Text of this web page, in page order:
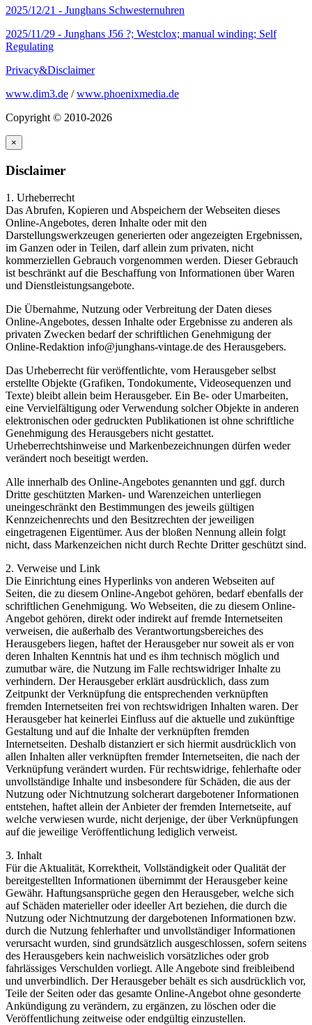
2025/12/21 - Junghans Schwesternuhren
2025/11/29 - Junghans J56 ?; Westclox; manual winding; Self
Regulating
Privacy&Disclaimer
www.dim3.de /www.phoenixmedia.de
Copyright © 2010-2026
×
Disclaimer
1. Urheberrecht
Das Abrufen, Kopieren und Abspeichern der Webseiten dieses
Online-Angebotes, deren Inhalte oder mit den
Darstellungswerkzeugen generierten oder angezeigten Ergebnissen,
im Ganzen oder in Teilen, darf allein zum privaten, nicht
kommerziellen Gebrauch vorgenommen werden. Dieser Gebrauch
ist beschränkt auf die Beschaffung von Informationen über Waren
und Dienstleistungsangebote.
Die Übernahme, Nutzung oder Verbreitung der Daten dieses
Online-Angebotes, dessen Inhalte oder Ergebnisse zu anderen als
privaten Zwecken bedarf der schriftlichen Genehmigung der
Online-Redaktion info@junghans-vintage.de des Herausgebers.
Das Urheberrecht für veröffentlichte, vom Herausgeber selbst
erstellte Objekte (Grafiken, Tondokumente, Videosequenzen und
Texte) bleibt allein beim Herausgeber. Ein Be- oder Umarbeiten,
eine Vervielfältigung oder Verwendung solcher Objekte in anderen
elektronischen oder gedruckten Publikationen ist ohne schriftliche
Genehmigung des Herausgebers nicht gestattet.
Urheberrechtshinweise und Markenbezeichnungen dürfen weder
verändert noch beseitigt werden.
Alle innerhalb des Online-Angebotes genannten und ggf. durch
Dritte geschützten Marken- und Warenzeichen unterliegen
uneingeschränkt den Bestimmungen des jeweils gültigen
Kennzeichenrechts und den Besitzrechten der jeweiligen
eingetragenen Eigentümer. Aus der bloßen Nennung allein folgt
nicht, dass Markenzeichen nicht durch Rechte Dritter geschützt sind.
2. Verweise und Link
Die Einrichtung eines Hyperlinks von anderen Webseiten auf
Seiten, die zu diesem Online-Angebot gehören, bedarf ebenfalls der
schriftlichen Genehmigung. Wo Webseiten, die zu diesem Online-
Angebot gehören, direkt oder indirekt auf fremde Internetseiten
verweisen, die außerhalb des Verantwortungsbereiches des
Herausgebers liegen, haftet der Herausgeber nur soweit als er von
deren Inhalten Kenntnis hat und es ihm technisch möglich und
zumutbar wäre, die Nutzung im Falle rechtswidriger Inhalte zu
verhindern. Der Herausgeber erklärt ausdrücklich, dass zum
Zeitpunkt der Verknüpfung die entsprechenden verknüpften
fremden Internetseiten frei von rechtswidrigen Inhalten waren. Der
Herausgeber hat keinerlei Einfluss auf die aktuelle und zukünftige
Gestaltung und auf die Inhalte der verknüpften fremden
Internetseiten. Deshalb distanziert er sich hiermit ausdrücklich von
allen Inhalten aller verknüpften fremder Internetseiten, die nach der
Verknüpfung verändert wurden. Für rechtswidrige, fehlerhafte oder
unvollständige Inhalte und insbesondere für Schäden, die aus der
Nutzung oder Nichtnutzung solcherart dargebotener Informationen
entstehen, haftet allein der Anbieter der fremden Internetseite, auf
welche verwiesen wurde, nicht derjenige, der über Verknüpfungen
auf die jeweilige Veröffentlichung lediglich verweist.
3. Inhalt
Für die Aktualität, Korrektheit, Vollständigkeit oder Qualität der
bereitgestellten Informationen übernimmt der Herausgeber keine
Gewähr. Haftungsansprüche gegen den Herausgeber, welche sich
auf Schäden materieller oder ideeller Art beziehen, die durch die
Nutzung oder Nichtnutzung der dargebotenen Informationen bzw.
durch die Nutzung fehlerhafter und unvollständiger Informationen
verursacht wurden, sind grundsätzlich ausgeschlossen, sofern seitens
des Herausgebers kein nachweislich vorsätzliches oder grob
fahrlässiges Verschulden vorliegt. Alle Angebote sind freibleibend
und unverbindlich. Der Herausgeber behält es sich ausdrücklich vor,
Teile der Seiten oder das gesamte Online-Angebot ohne gesonderte
Ankündigung zu verändern, zu ergänzen, zu löschen oder die
Veröffentlichung zeitweise oder endgültig einzustellen.